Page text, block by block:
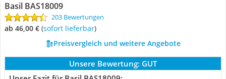
Basil ‎BAS18009
203 Bewertungen
ab 46,00 € ( Sofort lieferbar)
Preisvergleich und weitere Angebote
Unsere Bewertung: GUT